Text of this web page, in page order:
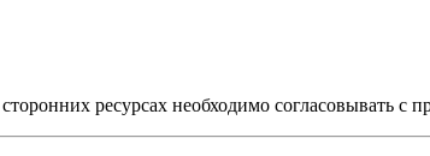
ресурсах необходимо согласовывать с